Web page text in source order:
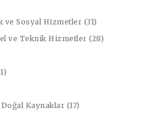
ve Sosyal Hizmetler (31)
ve Teknik Hizmetler (28)
Kaynaklar (17)